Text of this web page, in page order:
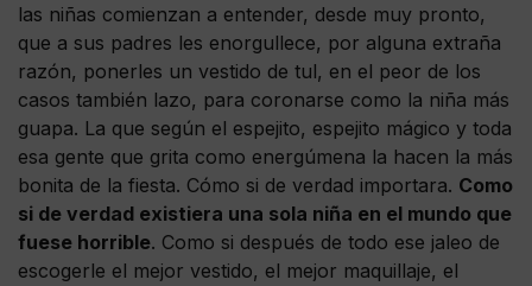
las niñas comienzan a entender, desde muy pronto,
que a sus padres les enorgullece, por alguna extraña
razón, ponerles un vestido de tul, en el peor de los
casos también lazo, para coronarse como la niña más
guapa. La que según el espejito, espejito mágico y toda
esa gente que grita como energúmena la hacen la más
bonita de la fiesta. Cómo si de verdad importara. Como
si de verdad existiera una sola niña en el mundo que
fuese horrible. Como si después de todo ese jaleo de
escogerle el mejor vestido, el mejor maquillaje, el